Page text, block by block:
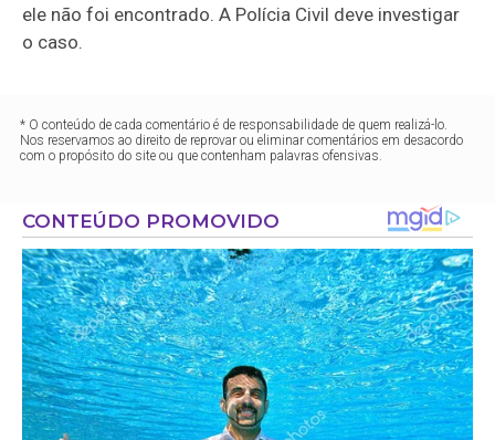
ele não foi encontrado. A Polícia Civil deve investigar
o caso.
* O conteúdo de cada comentário é de responsabilidade de quem realizá-lo.
Nos reservamos ao direito de reprovar ou eliminar comentários em desacordo
com o propósito do site ou que contenham palavras ofensivas.